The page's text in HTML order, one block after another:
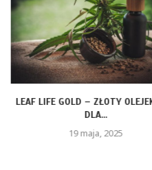
LEAF LIFE GOLD – ZŁOTY
DLA...
19 maja, 2025